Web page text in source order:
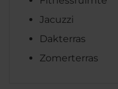
Jacuzzi
Dakterras
Zomerterras